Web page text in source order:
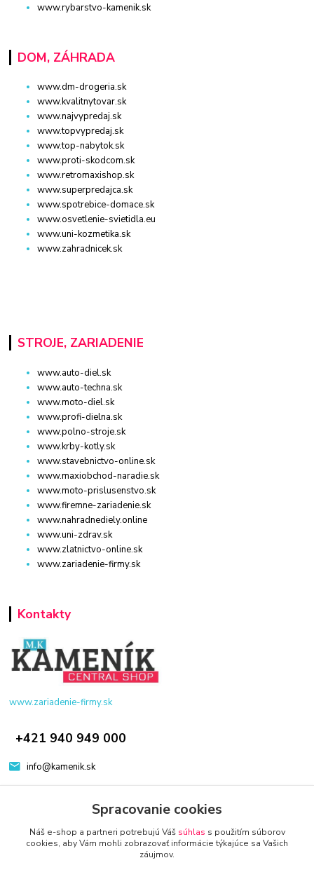
www.rybarstvo-kamenik.sk
DOM, ZÁHRADA
www.dm-drogeria.sk
www.kvalitnytovar.sk
www.najvypredaj.sk
www.topvypredaj.sk
www.top-nabytok.sk
www.proti-skodcom.sk
www.retromaxishop.sk
www.superpredajca.sk
www.spotrebice-domace.sk
www.osvetlenie-svietidla.eu
www.uni-kozmetika.sk
www.zahradnicek.sk
STROJE, ZARIADENIE
www.auto-diel.sk
www.auto-techna.sk
www.moto-diel.sk
www.profi-dielna.sk
www.polno-stroje.sk
www.krby-kotly.sk
www.stavebnictvo-online.sk
www.maxiobchod-naradie.sk
www.moto-prislusenstvo.sk
www.firemne-zariadenie.sk
www.nahradnediely.online
www.uni-zdrav.sk
www.zlatnictvo-online.sk
www.zariadenie-firmy.sk
Kontakty
www.zariadenie-firmy.sk
+421 940 949 000
info@kamenik.sk
Spracovanie cookies
Náš e-shop a partneri potrebujú Váš súhlas s použitím súborov
cookies, aby Vám mohli zobrazovať informácie týkajúce sa Vašich
záujmov.